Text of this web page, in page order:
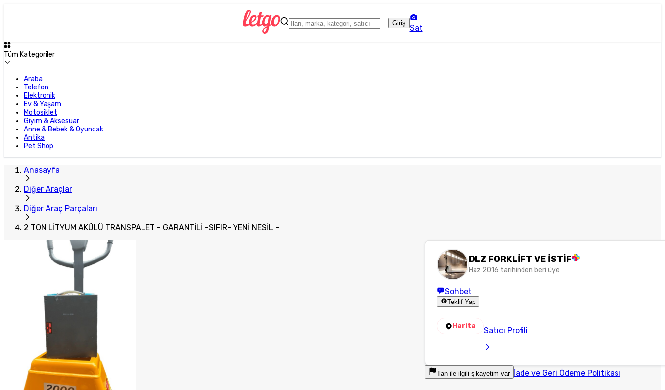
Giriş
Sat
Tüm Kategoriler
Araba
Telefon
Elektronik
Ev & Yaşam
Motosiklet
Giyim & Aksesuar
Anne & Bebek & Oyuncak
Antika
Pet Shop
Anasayfa
Diğer Araçlar
Diğer Araç Parçaları
2 TON LİTYUM AKÜLÜ TRANSPALET - GARANTİLİ -SIFIR- YENİ NESİL -
DLZ FORKLİFT VE İSTİF
Haz 2016 tarihinden beri üye
Sohbet
Teklif Yap
Harita Satıcı Profili
İlan ile ilgili şikayetim var İade ve Geri Ödeme Politikası